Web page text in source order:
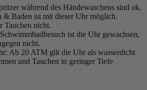
während des Händewaschens sind ok.
& Baden ist mit dieser Uhr möglich.
Tauchen nicht.
ist die Uhr gewachsen,
nicht.
Ab 20 ATM gilt die Uhr als wasserdicht
und Tauchen in geringer Tiefe